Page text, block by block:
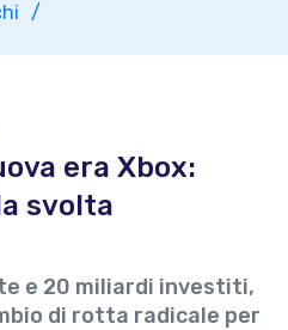
era Xbox:
svolta
e 20 miliardi investiti,
di rotta radicale per